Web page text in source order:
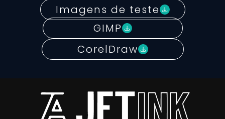
Imagens de teste
GIMP
CorelDraw